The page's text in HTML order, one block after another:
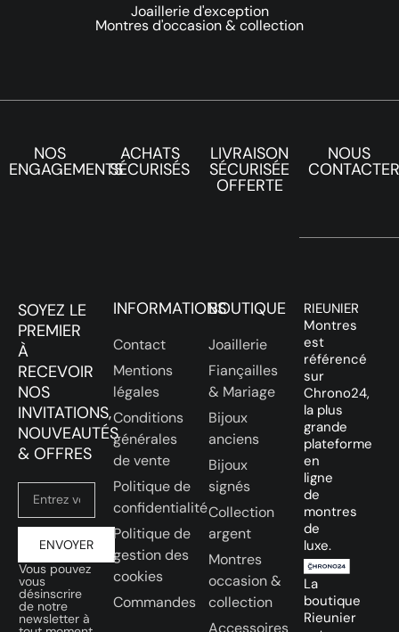
Joaillerie d'exception
Montres d'occasion & collection
NOS
ENGAGEMENTS
ACHATS
SÉCURISÉS
LIVRAISON
SÉCURISÉE
OFFERTE
NOUS
CONTACTER
SOYEZ LE
PREMIER
À
RECEVOIR
NOS
INVITATIONS,
NOUVEAUTÉS
& OFFRES
ENVOYER
Vous pouvez
vous
désinscrire
de notre
newsletter à
INFORMATIONS
Contact
Mentions
légales
Conditions
générales
de vente
Politique de
confidentialité
Politique de
gestion des
cookies
Commandes
BOUTIQUE
Joaillerie
Fiançailles
& Mariage
Bijoux
anciens
Bijoux
signés
Collection
argent
Montres
occasion &
collection
Accessoires
RIEUNIER
Montres
est
référencé
sur
Chrono24,
la plus
grande
plateforme
en
ligne
de
montres
de
luxe.
La
boutique
Rieunier